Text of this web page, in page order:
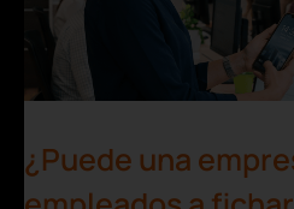
¿Puede una